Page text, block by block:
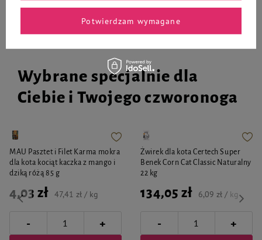
Wybrane specjalnie dla
Ciebie i Twojego czworonoga
MAU Pasztet i Filet Karma mokra
dla kota kociąt kaczka z mango i
dziką różą 85 g
4,03 zł 47,41 zł / kg
- +
Żwirek dla kota Certech Super
Benek Corn Cat Classic Naturalny
22 kg
134,05 zł 6,09 zł / kg
- +
Potwierdzam wymagane